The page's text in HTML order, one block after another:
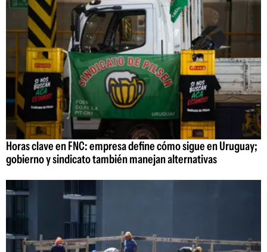
Horas clave en FNC: empresa define cómo sigue en Uruguay;
gobierno y sindicato también manejan alternativas